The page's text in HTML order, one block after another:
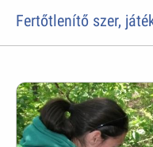
Fertőtlenítő szer,